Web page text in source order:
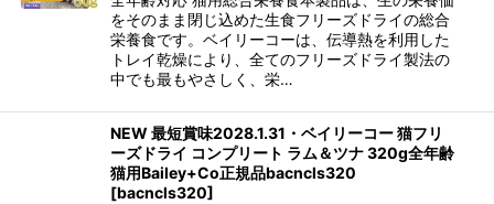
をそのまま閉じ込めた生食フリーズドライの総合
栄養食です。ベイリーコーは、伝導熱を利用した
トレイ乾燥により、全てのフリーズドライ製法の
中でも最もやさしく、栄…
NEW 最短賞味2028.1.31・ベイリーコー 猫フリ
ーズドライ コンプリート ラム＆ツナ 320g全年齢
猫用Bailey+Co正規品bacncls320
[bacncls320]